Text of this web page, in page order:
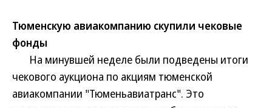
Тюменскую авиакомпанию скупили чековые
фонды
На минувшей неделе были подведены итоги
чекового аукциона по акциям тюменской
авиакомпании "Тюменьавиатранс". Это